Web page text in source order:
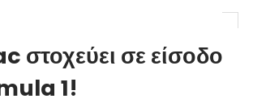
στοχεύει σε είσοδο
1!